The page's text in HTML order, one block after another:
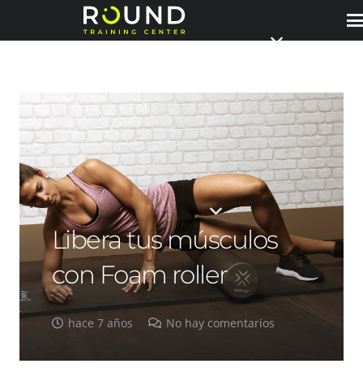
Libera tus músculos
con Foam roller
hace 7 años No hay comentarios